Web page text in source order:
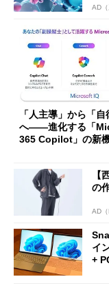
AD（
「人主導」から「自
へ――進化する「
365 Copilot」の新
【
の
AD（
イ
+